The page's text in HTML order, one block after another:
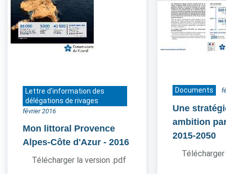
Lettre d'information des
délégations de rivages
février 2016
Mon littoral Provence
Alpes-Côte d'Azur - 2016
Télécharger la version .pdf
Documents
Une
ambition
2015-2050